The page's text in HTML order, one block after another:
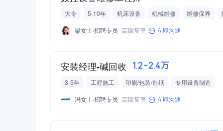
大专 5-10年 机床设备 机械维修 维修保养
机加工设备
梁女士·招聘专员 高回复率 立即沟通
安装经理-碱回收 1.2-2.4万
3-5年 工程施工 印刷/包装/造纸
专用设备制造
冯女士·招聘专员 高回复率 立即沟通